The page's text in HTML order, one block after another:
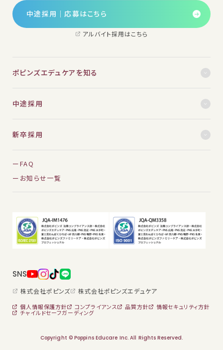
中途採用│応募はこちら
アルバイト採用はこちら
ポピンズエデュケアを知る
中途採用
新卒採用
FAQ
お知らせ一覧
SNS
株式会社ポピンズ 株式会社ポピンズエデュケア
個人情報保護方針 コンプライアンス 品質方針 情報セキュリティ方針
チャイルドセーフガーディング
Copyright © Poppins Educare Inc. All Rights Reserved.